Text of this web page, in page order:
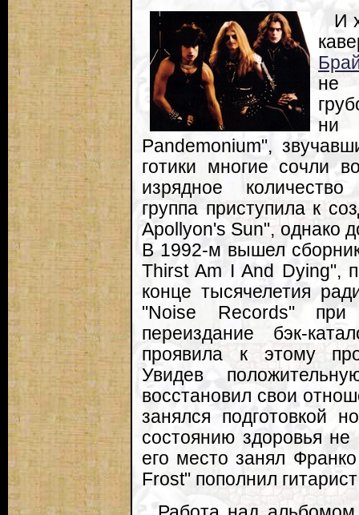
И
не
ни
Pandemonium",
готики многие сочли
изрядное количество
группа приступила к
Apollyon's Sun", однако
В 1992-м вышел
Thirst Am I And Dying",
конце тысячелетия
"Noise Records"
переиздание бэк-
проявила к этому
Увидев
восстановил свои
занялся подготовкой
состоянию здоровья
его место занял
Frost" пополнил